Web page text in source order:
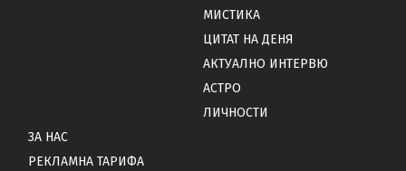
МИСТИКА
ЦИТАТ НА ДЕНЯ
АКТУАЛНО ИНТЕРВЮ
АСТРО
ЛИЧНОСТИ
ЗА НАС
РЕКЛАМНА ТАРИФА